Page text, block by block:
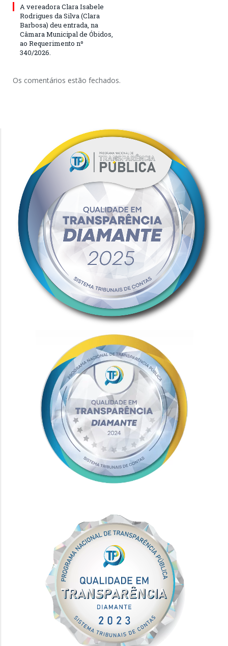
A vereadora Clara Isabele
Rodrigues da Silva (Clara
Barbosa) deu entrada, na
Câmara Municipal de Óbidos,
ao Requerimento nº
340/2026.
Os comentários estão fechados.